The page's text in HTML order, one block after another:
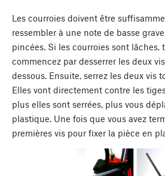
Les courroies doivent être
ressembler à une note de basse
pincées. Si les courroies sont lâches,
commencez par desserrer les deux
dessous. Ensuite, serrez les deux vis
Elles vont directement contre les
plus elles sont serrées, plus vous
plastique. Une fois que vous avez
premières vis pour fixer la pièce en